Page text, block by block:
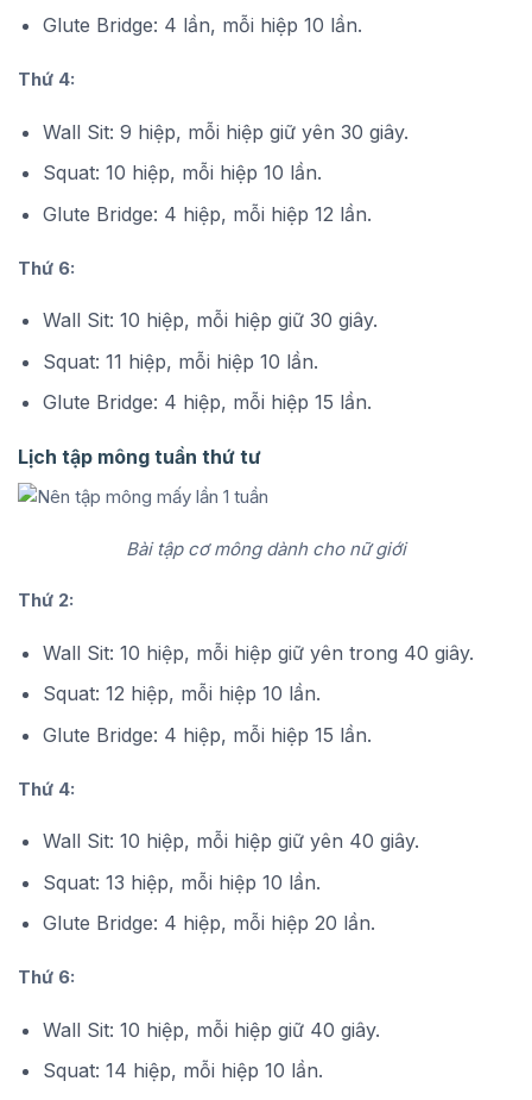
Glute Bridge: 4 lần, mỗi hiệp 10 lần.
Thứ 4:
Wall Sit: 9 hiệp, mỗi hiệp giữ yên 30 giây.
Squat: 10 hiệp, mỗi hiệp 10 lần.
Glute Bridge: 4 hiệp, mỗi hiệp 12 lần.
Thứ 6:
Wall Sit: 10 hiệp, mỗi hiệp giữ 30 giây.
Squat: 11 hiệp, mỗi hiệp 10 lần.
Glute Bridge: 4 hiệp, mỗi hiệp 15 lần.
Lịch tập mông tuần thứ tư
Bài tập cơ mông dành cho nữ giới
Thứ 2:
Wall Sit: 10 hiệp, mỗi hiệp giữ yên trong 40 giây.
Squat: 12 hiệp, mỗi hiệp 10 lần.
Glute Bridge: 4 hiệp, mỗi hiệp 15 lần.
Thứ 4:
Wall Sit: 10 hiệp, mỗi hiệp giữ yên 40 giây.
Squat: 13 hiệp, mỗi hiệp 10 lần.
Glute Bridge: 4 hiệp, mỗi hiệp 20 lần.
Thứ 6:
Wall Sit: 10 hiệp, mỗi hiệp giữ 40 giây.
Squat: 14 hiệp, mỗi hiệp 10 lần.